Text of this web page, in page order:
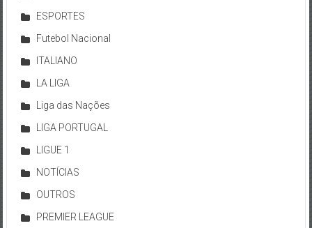
ESPORTES
Futebol Nacional
ITALIANO
LA LIGA
Liga das Nações
LIGA PORTUGAL
LIGUE 1
NOTÍCIAS
OUTROS
PREMIER LEAGUE